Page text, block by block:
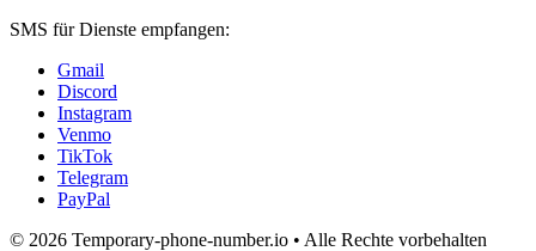
SMS für Dienste empfangen:
Gmail
Discord
Instagram
Venmo
TikTok
Telegram
PayPal
© 2026 Temporary-phone-number.io • Alle Rechte vorbehalten